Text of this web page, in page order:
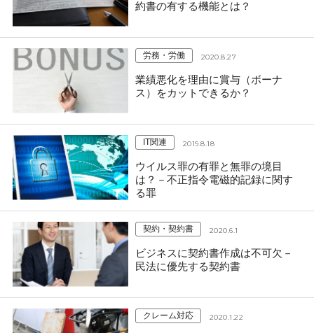
約書の有する機能とは？
労務・労働 2020.8.27
業績悪化を理由に賞与（ボーナ
ス）をカットできるか？
IT関連 2019.8.18
ウイルス罪の有罪と無罪の境目
は？－不正指令電磁的記録に関す
る罪
契約・契約書 2020.6.1
ビジネスに契約書作成は不可欠－
民法に優先する契約書
クレーム対応 2020.1.22